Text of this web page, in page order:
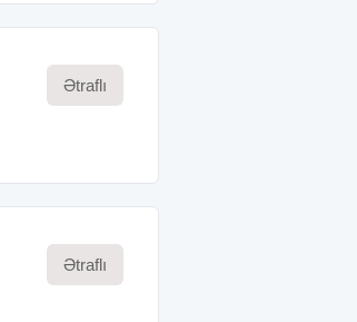
Ətraflı
Ətraflı